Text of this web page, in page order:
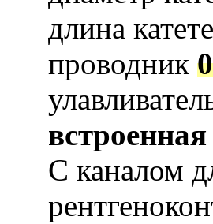
длина
проводник
С каналом